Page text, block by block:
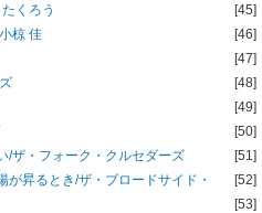
くろう
小椋 佳
/ザ・フォーク・クルセダーズ
が昇るとき/ザ・ブロードサイド・
[45]
[46]
[47]
[48]
[49]
[50]
[51]
[52]
[53]